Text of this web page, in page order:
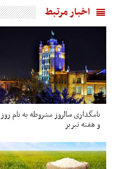
اخبار مرتبط
نامگذاری سالروز مشروطه به نام روز
و هفته تبریز